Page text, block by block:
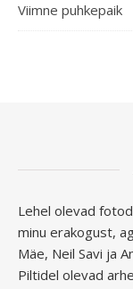
Viimne puhkepaik
Lehel olevad
minu erakogust,
Mäe, Neil Savi ja
Piltidel olevad